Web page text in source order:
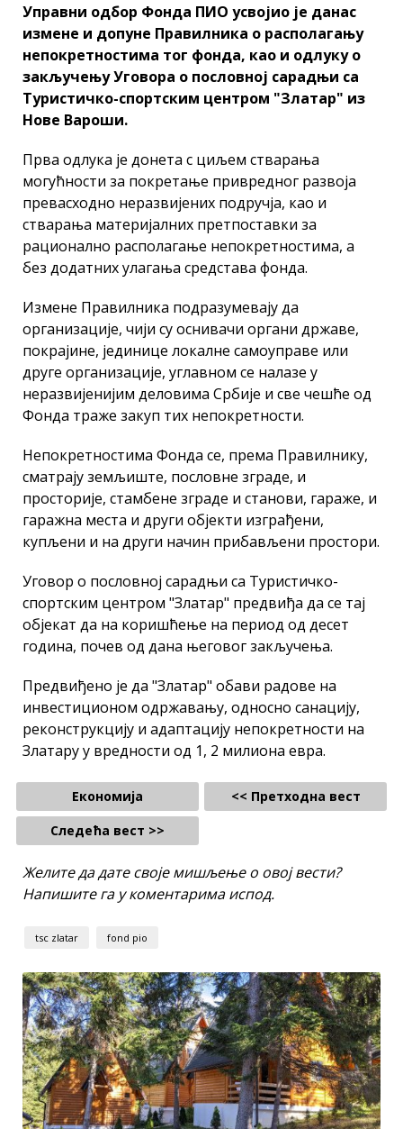
Управни одбор Фонда ПИО усвојио је данас
измене и допуне Правилника о располагању
непокретностима тог фонда, као и одлуку о
закључењу Уговора о пословној сарадњи са
Туристичко-спортским центром "Златар" из
Нове Вароши.
Прва одлука је донета с циљем стварања
могућности за покретање привредног развоја
превасходно неразвијених подручја, као и
стварања материјалних претпоставки за
рационално располагање непокретностима, а
без додатних улагања средстава фонда.
Измене Правилника подразумевају да
организације, чији су оснивачи органи државе,
покрајине, јединице локалне самоуправе или
друге организације, углавном се налазе у
неразвијенијим деловима Србије и све чешће од
Фонда траже закуп тих непокретности.
Непокретностима Фонда се, према Правилнику,
сматрају земљиште, пословне зграде, и
просторије, стамбене зграде и станови, гараже, и
гаражна места и други објекти изграђени,
купљени и на други начин прибављени простори.
Уговор о пословној сарадњи са Туристичко-
спортским центром "Златар" предвиђа да се тај
објекат да на коришћење на период од десет
година, почев од дана његовог закључења.
Предвиђено је да "Златар" обави радове на
инвестиционом одржавању, односно санацију,
реконструкцију и адаптацију непокретности на
Златару у вредности од 1, 2 милиона евра.
Економија
<< Претходна вест
Следећа вест >>
Желите да дате своје мишљење о овој вести?
Напишите га у коментарима испод.
tsc zlatar fond pio